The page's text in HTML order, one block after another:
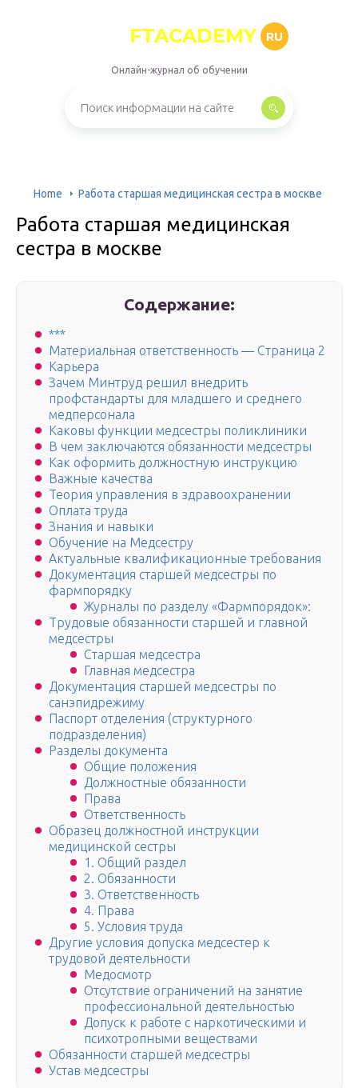
FTACADEMY RU
Онлайн-журнал об обучении
Home Работа старшая медицинская сестра в москве
Работа старшая медицинская
сестра в москве
Содержание:
***
Материальная ответственность — Страница 2
Карьера
Зачем Минтруд решил внедрить
профстандарты для младшего и среднего
медперсонала
Каковы функции медсестры поликлиники
В чем заключаются обязанности медсестры
Как оформить должностную инструкцию
Важные качества
Теория управления в здравоохранении
Оплата труда
Знания и навыки
Обучение на Медсестру
Актуальные квалификационные требования
Документация старшей медсестры по
фармпорядку
Журналы по разделу «Фармпорядок»:
Трудовые обязанности старшей и главной
медсестры
Старшая медсестра
Главная медсестра
Документация старшей медсестры по
санэпидрежиму
Паспорт отделения (структурного
подразделения)
Разделы документа
Общие положения
Должностные обязанности
Права
Ответственность
Образец должностной инструкции
медицинской сестры
1. Общий раздел
2. Обязанности
3. Ответственность
4. Права
5. Условия труда
Другие условия допуска медсестер к
трудовой деятельности
Медосмотр
Отсутствие ограничений на занятие
профессиональной деятельностью
Допуск к работе с наркотическими и
психотропными веществами
Обязанности старшей медсестры
Устав медсестры